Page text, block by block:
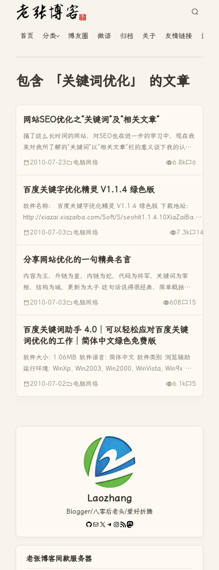
首页 分类 博友圈 微语 归档 关于 友情链接 读者
包含 「关键词优化」 的文章
网站SEO优化之“关键词”及“相关文章”
搞了这么长时间的网站，对SEO也在进一步的学习中，现在我
来对我所了解的“关键词”以“相关文章”栏的意义谈下我的认
识。 一、文章关键词的选择 关键词的作用大家都一定比我清
2010-07-23 电脑网络 6.8k 6
百度关键字优化精灵 V1.1.4 绿色版
软件名称： 百度关键字优化精灵 V1.1.4 绿色版 下载地址：
http://xiazai.xiazaiba.com/Soft/S/seohit1.1.4.10XiaZaiBa.zip
软件介绍： 百度关键字优化精灵是一款采用p2p互助...
2010-07-03 电脑网络 7.3k 14
分享网站优化的一句精典名言
内容为王，外链为皇，内链为妃，代码为将军，关键词为宰
相，结构为城，更新为太子 这句话说得很经典，简单概括了
网站的优化，
2010-07-03 电脑网络 608 15
百度关键词助手 4.0┊可以轻松应对百度关键
词优化的工作┊简体中文绿色免费版
软件大小: 1.06MB 软件语言: 简体中文 软件类别 浏览辅助
运行环境: WinXp, Win2003, Win2000, WinVista, Win9x 授
权方式:免费版 整理时间: 2010-7-2 0:10:00 软件简介：...
2010-07-02 电脑网络 6.1k 5
Laozhang
Blogger/八零后老头/爱好折腾
GitHub
电子邮件X Telegram
Instagram
RSS FeedMastodon
老张博客同款服务器